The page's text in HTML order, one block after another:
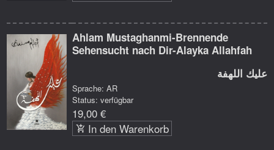
Ahlam Mustaghanmi-Brennende
Sehensucht nach Dir-Alayka Allahfah
عليك اللهفة
Sprache: AR
Status: verfügbar
19,00 €
In den Warenkorb